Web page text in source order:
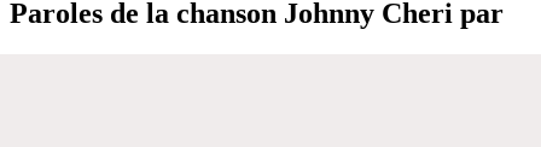
Paroles de la chanson Johnny Cheri par